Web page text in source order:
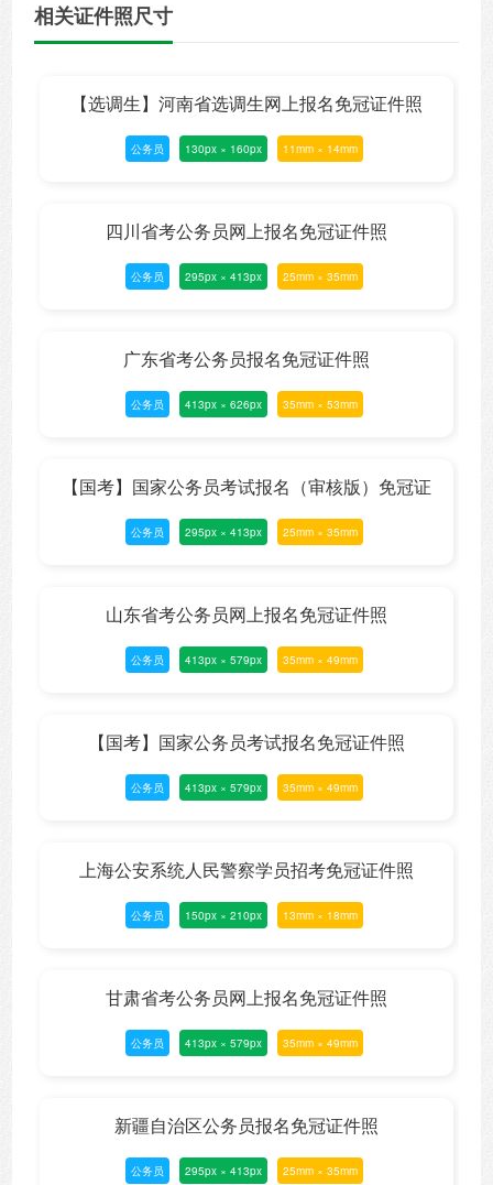
相关证件照尺寸
【选调生】河南省选调生网上报名免冠证件照
公务员 130px × 160px 11mm × 14mm
四川省考公务员网上报名免冠证件照
公务员 295px × 413px 25mm × 35mm
广东省考公务员报名免冠证件照
公务员 413px × 626px 35mm × 53mm
【国考】国家公务员考试报名（审核版）免冠证
件照
公务员 295px × 413px 25mm × 35mm
山东省考公务员网上报名免冠证件照
公务员 413px × 579px 35mm × 49mm
【国考】国家公务员考试报名免冠证件照
公务员 413px × 579px 35mm × 49mm
上海公安系统人民警察学员招考免冠证件照
公务员 150px × 210px 13mm × 18mm
甘肃省考公务员网上报名免冠证件照
公务员 413px × 579px 35mm × 49mm
新疆自治区公务员报名免冠证件照
公务员 295px × 413px 25mm × 35mm